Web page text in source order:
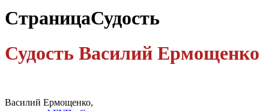
СтраницаСудость
Судость Василий Ермощенко
Василий Ермощенко,